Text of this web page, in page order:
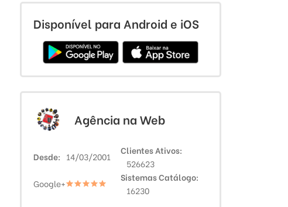
Disponível para Android e iOS
Agência na Web
Desde 14/03/2001
Clientes Ativos
526623
Google+
Sistemas Catálogo
16230